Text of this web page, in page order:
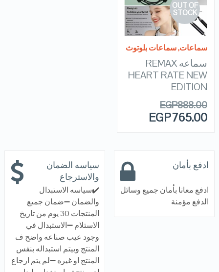
OUT OF
STOCK
VIEW DETAILS
READ MORE
سماعات,سماعات بلوتوث
سماعه REMAX
HEART RATE NEW
EDITION
EGP888.00
EGP765.00
ادفع بأمان
ادفع معانا بأمان جميع وسائل
الدفع مؤمنة
سياسه الضمان
والاسترجاع
✔️سياسه الاستبدال
والضمان ➖ضمان جميع
المنتجات 30 يوم من تاريخ
الاستلام ➖الاستبدال في
وجود عيب صناعه واضح ف
المنتج وبيتم استبداله بنفس
المنتج او غيره ➖لم يتم ارجاع